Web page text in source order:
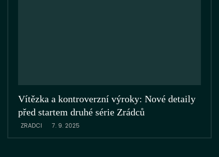
Vítězka a kontroverzní výroky: Nové detaily
před startem druhé série Zrádců
ZRADCI 7. 9. 2025